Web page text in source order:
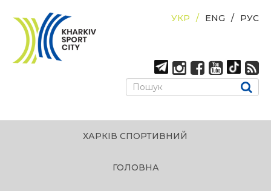
РУС
ENG
УКР
ХАРКІВ СПОРТИВНИЙ
ГОЛОВНА